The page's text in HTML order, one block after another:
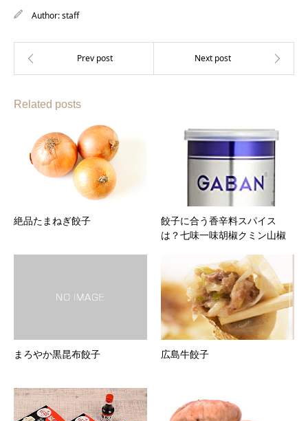
Author:staff
Related posts
絶品たまねぎ餃子
餃子に合う香辛料スパイス
は？七味一味胡椒クミン山椒
まろやか黒昆布餃子 広島牛餃子